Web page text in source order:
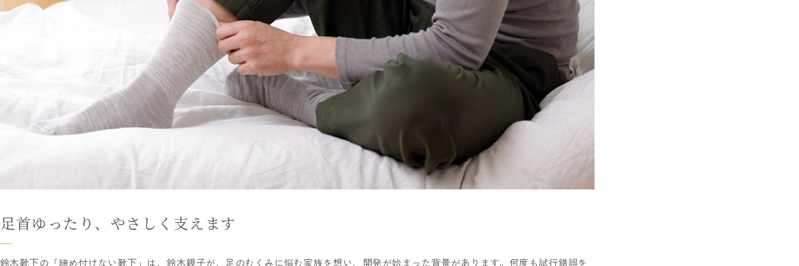
足首ゆったり、やさしく支えます
鈴木靴下の「締め付けない靴下」は、鈴木親子が、足のむくみに悩む家族を想い、開発が始まった背景があります。何度も試行錯誤を